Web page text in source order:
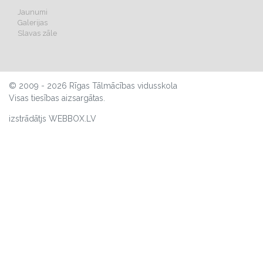
Jaunumi
Galerijas
Slavas zāle
© 2009 - 2026 Rīgas Tālmācības vidusskola
Visas tiesības aizsargātas.
izstrādātjs WEBBOX.LV